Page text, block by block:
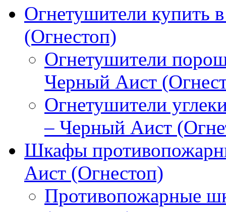
Огнетушители
(Огнестоп)
Огнетушители
Черный Аист
Огнетушители
– Черный Аист
Шкафы
Аист (Огнестоп)
Противопожарные